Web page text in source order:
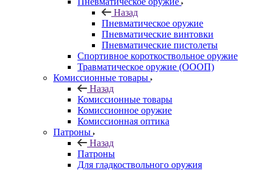
Назад
Пневматическое оружие
Пневматические винтовки
Пневматические пистолеты
Спортивное короткоствольное оружие
Травматическое оружие (ОООП)
Комиссионные товары
Назад
Комиссионные товары
Комиссионное оружие
Комиссионная оптика
Патроны
Назад
Патроны
Для гладкоствольного оружия